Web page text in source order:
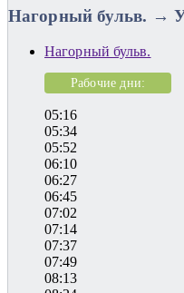
Нагорный бульв. →
Нагорный бульв.
Рабочие дни:
05:16
05:34
05:52
06:10
06:27
06:45
07:02
07:14
07:37
07:49
08:13